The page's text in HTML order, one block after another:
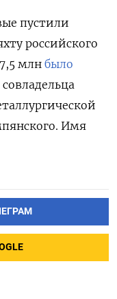
пустили
российского
млн было
Имя